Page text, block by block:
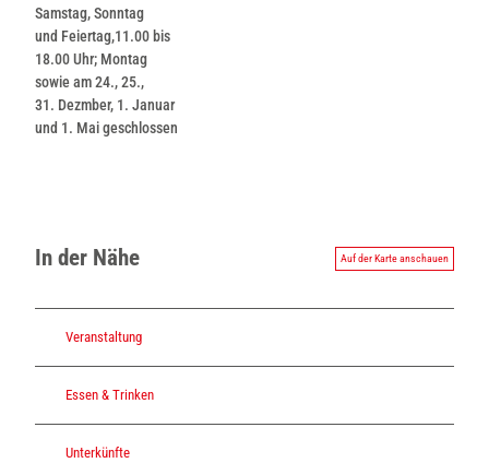
Samstag, Sonntag
und Feiertag,11.00 bis
18.00 Uhr; Montag
sowie am 24., 25.,
31. Dezmber, 1. Januar
und 1. Mai geschlossen
In der Nähe Auf der Karte anschauen
Veranstaltung
Essen & Trinken
Unterkünfte